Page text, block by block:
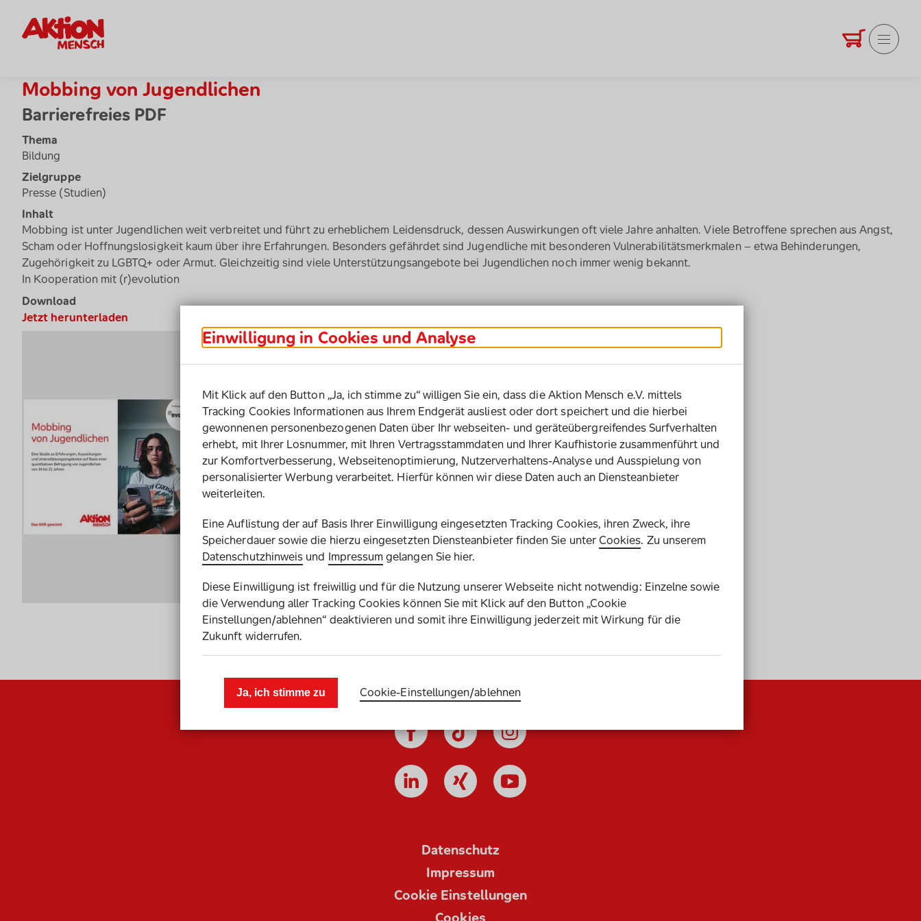
Bestellservice Startseite
Warenkorb
Produkte
Mobbing von Jugendlichen
Barrierefreies PDF
Thema
Bildung
Zielgruppe
Presse (Studien)
Inhalt
Mobbing ist unter Jugendlichen weit verbreitet und führt zu erheblichem Leidensdruck, dessen Auswirkungen oft viele Jahre anhalten. Viele Betroffene sprechen aus Angst,
Scham oder Hoffnungslosigkeit kaum über ihre Erfahrungen. Besonders gefährdet sind Jugendliche mit besonderen Vulnerabilitätsmerkmalen – etwa Behinderungen,
Zugehörigkeit zu LGBTQ+ oder Armut. Gleichzeitig sind viele Unterstützungsangebote bei Jugendlichen noch immer wenig bekannt.
In Kooperation mit (r)evolution
Download
Jetzt herunterladen
Datenschutz
Impressum
Cookie Einstellungen
Einwilligung in Cookies und Analyse
Mit Klick auf den Button „Ja, ich stimme zu“ willigen Sie ein, dass die Aktion Mensch e.V. mittels
Tracking Cookies Informationen aus Ihrem Endgerät ausliest oder dort speichert und die hierbei
gewonnenen personenbezogenen Daten über Ihr webseiten- und geräteübergreifendes Surfverhalten
erhebt, mit Ihrer Losnummer, mit Ihren Vertragsstammdaten und Ihrer Kaufhistorie zusammenführt und
zur Komfortverbesserung, Webseitenoptimierung, Nutzerverhaltens-Analyse und Ausspielung von
personalisierter Werbung verarbeitet. Hierfür können wir diese Daten auch an Diensteanbieter
weiterleiten.
Eine Auflistung der auf Basis Ihrer Einwilligung eingesetzten Tracking Cookies, ihren Zweck, ihre
Speicherdauer sowie die hierzu eingesetzten Diensteanbieter finden Sie unterCookies. Zu unserem
Datenschutzhinweis und Impressumgelangen Sie hier.
Diese Einwilligung ist freiwillig und für die Nutzung unserer Webseite nicht notwendig: Einzelne sowie
die Verwendung aller Tracking Cookies können Sie mit Klick auf den Button „Cookie
Einstellungen/ablehnen“ deaktivieren und somit ihre Einwilligung jederzeit mit Wirkung für die
Zukunft widerrufen.
Ja, ich stimme zu Cookie-Einstellungen­/­ablehnen